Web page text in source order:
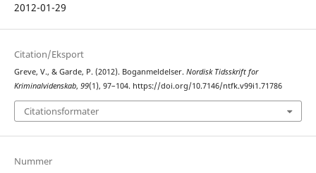
2012-01-29
Citation/Eksport
Greve, V., & Garde, P. (2012). Boganmeldelser. Nordisk Tidsskrift for
Kriminalvidenskab, 99(1), 97–104. https://doi.org/10.7146/ntfk.v99i1.71786
Citationsformater
Nummer